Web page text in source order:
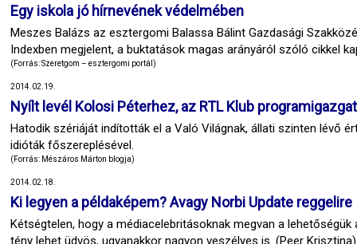
Egy iskola jó hírnevének védelmében
Meszes Balázs az esztergomi Balassa Bálint Gazdasági
Indexben megjelent, a buktatások magas arányáról szóló cikkel
(Forrás: Szeretgom – esztergomi portál)
2014.02.19.
Nyílt levél Kolosi Péterhez, az RTL Klub
Hatodik szériáját indították el a Való Világnak, állati szinten lévő
idióták főszereplésével.
(Forrás: Mészáros Márton blogja)
2014.02.18.
Ki legyen a példaképem? Avagy Norbi Update reggelire
Kétségtelen, hogy a médiacelebritásoknak megvan a
tény lehet üdvös, ugyanakkor nagyon veszélyes is. (Peer Krisztina)